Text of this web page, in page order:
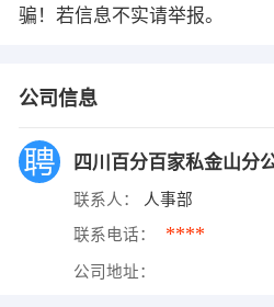
骗！若信息不实请举报。
公司信息
四川百分百家私金山分
联系人： 人事部
联系电话： ****
公司地址：